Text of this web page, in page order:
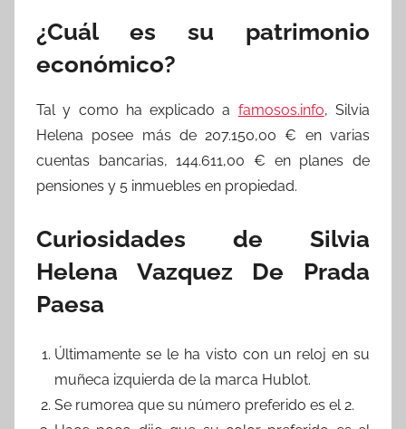
¿Cuál es su patrimonio
económico?
Tal y como ha explicado a famosos.info, Silvia
Helena posee más de 207.150,00 € en varias
cuentas bancarias, 144.611,00 € en planes de
pensiones y 5 inmuebles en propiedad.
Curiosidades de Silvia
Helena Vazquez De Prada
Paesa
Últimamente se le ha visto con un reloj en su
muñeca izquierda de la marca Hublot.
Se rumorea que su número preferido es el 2.